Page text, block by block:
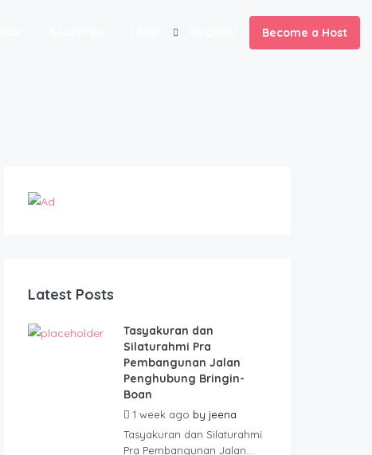
Become a Host
Latest Posts
Tasyakuran dan
Silaturahmi Pra
Pembangunan Jalan
Penghubung Bringin-
Boan
1 week ago by jeena
Tasyakuran dan Silaturahmi
Pra Pembangunan Jalan...